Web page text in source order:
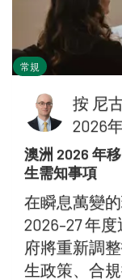
常規
按 尼
2026
澳洲 2026 年
生需知事項
在瞬息萬變
2026–27 年
府將重新調
生政策、合